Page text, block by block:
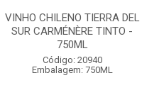
VINHO CHILENO TIERRA DEL
SUR CARMÉNÈRE TINTO -
750ML
Código: 20940
Embalagem: 750ML